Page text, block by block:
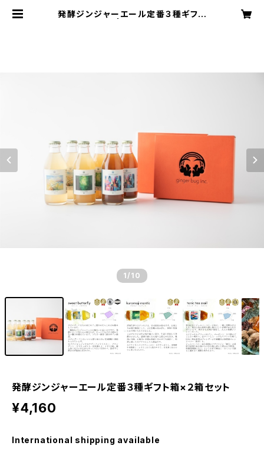
発酵ジンジャーエール定番３種ギフト
1 /10
発酵ジンジャーエール定番３種ギフト箱×２箱セット
¥4,160
International shipping available